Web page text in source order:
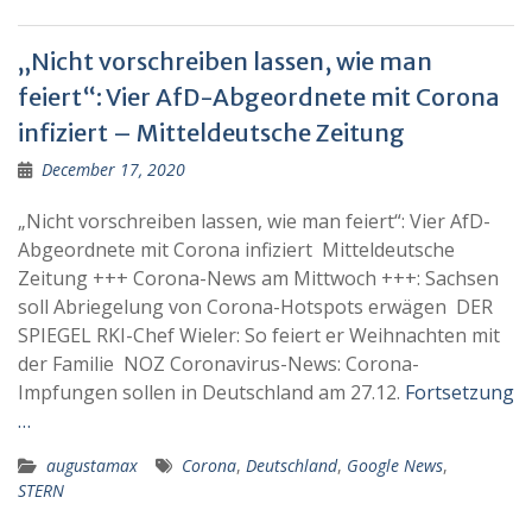
„Nicht vorschreiben lassen, wie man
feiert“: Vier AfD-Abgeordnete mit Corona
infiziert – Mitteldeutsche Zeitung
December 17, 2020
„Nicht vorschreiben lassen, wie man feiert“: Vier AfD-
Abgeordnete mit Corona infiziert Mitteldeutsche
Zeitung +++ Corona-News am Mittwoch +++: Sachsen
soll Abriegelung von Corona-Hotspots erwägen DER
SPIEGEL RKI-Chef Wieler: So feiert er Weihnachten mit
der Familie NOZ Coronavirus-News: Corona-
Impfungen sollen in Deutschland am 27.12. Fortsetzung
…
augustamax Corona, Deutschland, Google News,
STERN